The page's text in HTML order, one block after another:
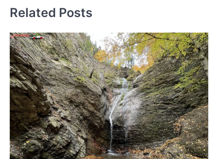
Related Posts